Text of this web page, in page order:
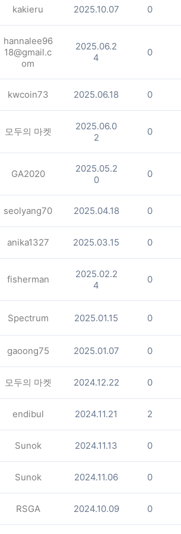
kakieru 2025.10.07 0
hannalee96
18@gmail.c
om
2025.06.2
4
0
kwcoin73 2025.06.18 0
모두의 마켓
2025.06.0
2
0
GA2020
2025.05.2
0
0
seolyang70 2025.04.18 0
anika1327 2025.03.15 0
fisherman
2025.02.2
4
0
Spectrum 2025.01.15 0
gaoong75 2025.01.07 0
모두의 마켓 2024.12.22 0
endibul 2024.11.21 2
Sunok 2024.11.13 0
Sunok 2024.11.06 0
RSGA 2024.10.09 0